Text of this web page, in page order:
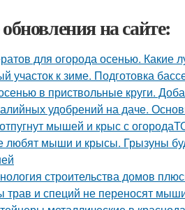
на сайте:
для огорода осенью. Какие
участок к зиме. Подготовка
в приствольные круги.
удобрений на даче.
мышей и крыс с
любят мыши и крысы. Грызуны
строительства домов
трав и специй не переносят